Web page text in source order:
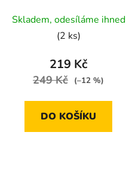
Skladem, odesíláme ihned
(2 ks)
219 Kč
249 Kč (–12 %)
DO KOŠÍKU